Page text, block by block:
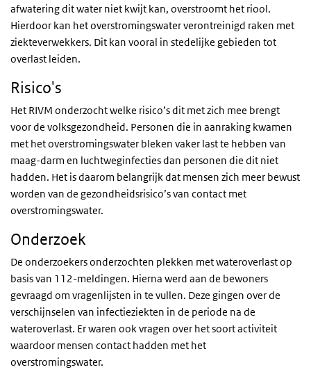
afwatering dit water niet kwijt kan, overstroomt het riool.
Hierdoor kan het overstromingswater verontreinigd raken met
ziekteverwekkers. Dit kan vooral in stedelijke gebieden tot
overlast leiden.
Risico's
Het RIVM onderzocht welke risico’s dit met zich mee brengt
voor de volksgezondheid. Personen die in aanraking kwamen
met het overstromingswater bleken vaker last te hebben van
maag-darm en luchtweginfecties dan personen die dit niet
hadden. Het is daarom belangrijk dat mensen zich meer bewust
worden van de gezondheidsrisico’s van contact met
overstromingswater.
Onderzoek
De onderzoekers onderzochten plekken met wateroverlast op
basis van 112-meldingen. Hierna werd aan de bewoners
gevraagd om vragenlijsten in te vullen. Deze gingen over de
verschijnselen van infectieziekten in de periode na de
wateroverlast. Er waren ook vragen over het soort activiteit
waardoor mensen contact hadden met het
overstromingswater.